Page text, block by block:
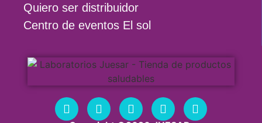
Quiero ser distribuidor
Centro de eventos El sol